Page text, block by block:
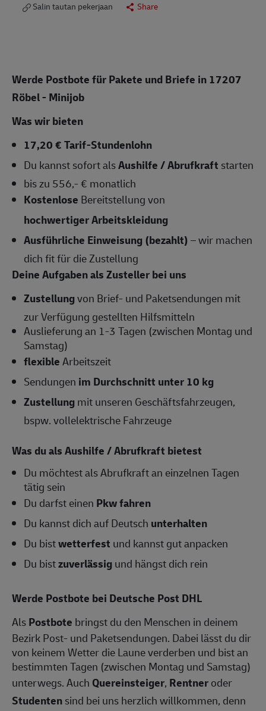
Salin tautan pekerjaan Share
Werde Postbote für Pakete und Briefe in 17207
Röbel - Minijob
Was wir bieten
17,20 € Tarif-Stundenlohn
Du kannst sofort alsAushilfe / Abrufkraft starten
bis zu 556,- € monatlich
Kostenlose Bereitstellung von
hochwertiger Arbeitskleidung
Ausführliche Einweisung (bezahlt)– wir machen
dich fit für die Zustellung
Deine Aufgaben als Zusteller bei uns
Zustellungvon Brief- und Paketsendungen mit
zur Verfügung gestellten Hilfsmitteln
Auslieferung an 1-3 Tagen (zwischen Montag und
Samstag)
flexibleArbeitszeit
Sendungen im Durchschnitt unter 10 kg
Zustellungmit unseren Geschäftsfahrzeugen,
bspw. vollelektrische Fahrzeuge
Was du als Aushilfe / Abrufkraft bietest
Du möchtest als Abrufkraft an einzelnen Tagen
tätig sein
Du darfst einen Pkw fahren
Du kannst dich auf Deutsch unterhalten
Du bistwetterfest und kannst gut anpacken
Du bistzuverlässigund hängst dich rein
Werde Postbote bei Deutsche Post DHL
AlsPostbote bringst du den Menschen in deinem
Bezirk Post- und Paketsendungen. Dabei lässt du dir
von keinem Wetter die Laune verderben und bist an
bestimmten Tagen (zwischen Montag und Samstag)
unterwegs. Auch Quereinsteiger, Rentneroder
Studentensind bei uns herzlich willkommen, denn